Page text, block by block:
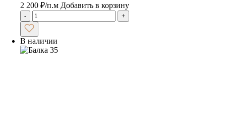
2 200 ₽/п.м Добавить в корзину
- +
В наличии